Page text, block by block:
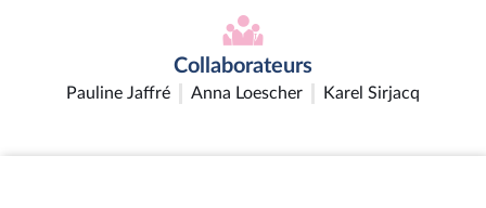
Collaborateurs
Pauline Jaffré Anna Loescher Karel Sirjacq